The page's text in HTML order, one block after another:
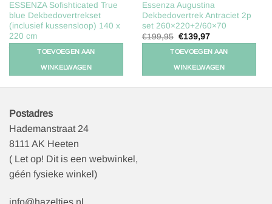
ESSENZA Sofishticated True
blue Dekbedovertrekset
(inclusief kussensloop) 140 x
220 cm
prijs
€69,95.
€34,98
prijs
€34,98.
TOEVOEGEN AAN
WINKELWAGEN
Essenza Augustina
Dekbedovertrek Antraciet 2p
set 260×220+2/60×70
€199,95 Oorspronkelijke
prijs
was:
€139,97Huidige
prijs
is:
TOEVOEGEN AAN
WINKELWAGEN
Postadres
Hademanstraat 24
8111 AK Heeten
( Let op! Dit is een webwinkel,
géén fysieke winkel)